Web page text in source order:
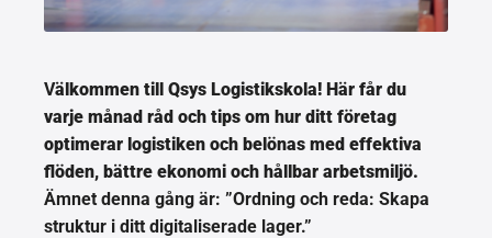
Välkommen till Qsys Logistikskola! Här får du
varje månad råd och tips om hur ditt företag
optimerar logistiken och belönas med effektiva
flöden, bättre ekonomi och hållbar arbetsmiljö.
Ämnet denna gång är: ”Ordning och reda: Skapa
struktur i ditt digitaliserade lager.”